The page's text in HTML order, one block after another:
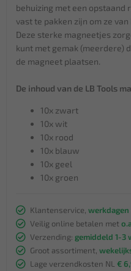
behuizing met een
vast te pakken zijn om ze
Deze sterke magneetjes
kunt met gemak (meerdere)
de magneet plaatsen.
De inhoud van de LB Tools
10x zwart
10x wit
10x rood
10x blauw
10x geel
10x groen
Klantenservice, werkdagen
Veilig online betalen met
Verzending: gemiddeld 1-3
Groot assortiment,
Lage verzendkosten NL €